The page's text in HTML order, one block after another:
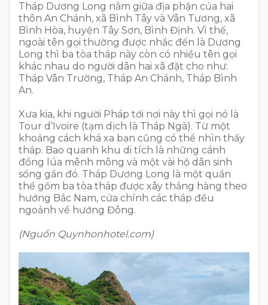
Tháp Dương Long nằm giữa địa phận của hai
thôn An Chánh, xã Bình Tây và Vân Tương, xã
Bình Hòa, huyện Tây Sơn, Bình Định. Vì thế,
ngoài tên gọi thường được nhắc đến là Dương
Long thì ba tòa tháp này còn có nhiều tên gọi
khác nhau do người dân hai xã đặt cho như:
Tháp Vân Trường, Tháp An Chánh, Tháp Bình
An.
Xưa kia, khi người Pháp tới nơi này thì gọi nó là
Tour d’Ivoire (tạm dịch là Tháp Ngà). Từ một
khoảng cách khá xa bạn cũng có thể nhìn thấy
tháp. Bao quanh khu di tích là những cánh
đồng lúa mênh mông và một vài hộ dân sinh
sống gần đó. Tháp Dương Long là một quần
thể gồm ba tòa tháp được xây thẳng hàng theo
hướng Bắc Nam, cửa chính các tháp đều
ngoảnh về hướng Đông.
(Nguồn Quynhonhotel.com)